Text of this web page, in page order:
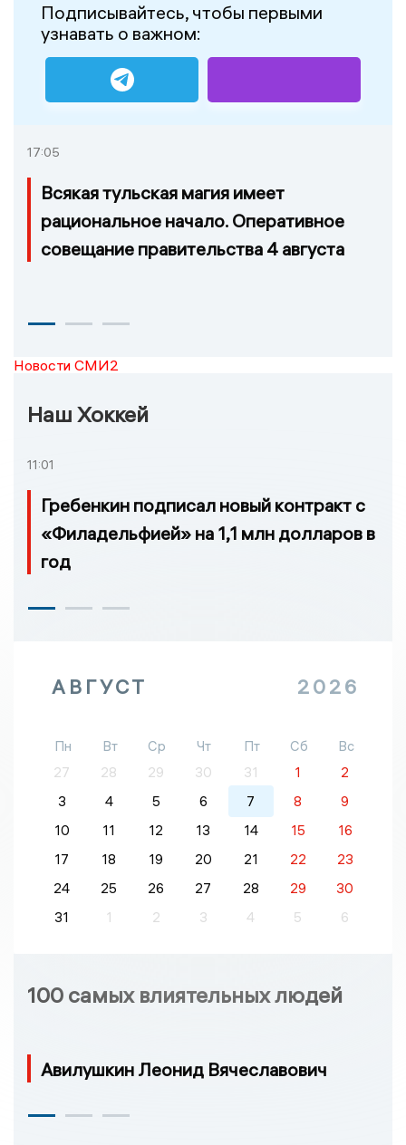
Подписывайтесь, чтобы первыми
узнавать о важном:
17:05
Всякая тульская магия имеет
рациональное начало. Оперативное
совещание правительства 4 августа
Новости СМИ2
Наш Хоккей
11:01
Гребенкин подписал новый контракт с
«Филадельфией» на 1,1 млн долларов в
год
АВГУСТ 2026
Пн Вт Ср Чт Пт Сб
Вс
27
28 29 30 31 1
2
3
4 5 6 7 8
9
10
11 12 13 14 15
16
17
18 19 20 21 22
23
24
25 26 27 28 29
30
31
1 2 3 4 5 6
100 самых влиятельных людей
Авилушкин Леонид Вячеславович